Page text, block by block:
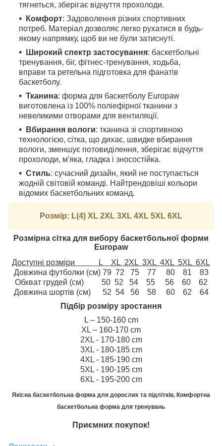
тягнеться, зберігає відчуття прохолоди.
Комфорт: Задоволення різних спортивних
потреб. Матеріал дозволяє легко рухатися в будь-
якому напрямку, щоб ви не були затиснуті.
Широкий спектр застосування: баскетбольні
тренування, біг, фітнес-тренування, ходьба,
вправи та ретельна підготовка для фанатів
баскетболу.
Тканина: форма для баскетболу Europaw
виготовлена із 100% поліефірної тканини з
невеликими отворами для вентиляції.
Вбирання вологи: тканина зі спортивною
технологією, сітка, що дихає, швидке вбирання
вологи, зменшує потовиділення, зберігає відчуття
прохолоди, м'яка, гладка і зносостійка.
Стиль: сучасний дизайн, який не поступається
жодній світовій команді. Найтрендовіші кольори
відомих баскетбольних команд.
Розмір: L(4) XL 2XL 3XL 4XL 5XL 6XL
Розмірна сітка для вибору баскетбольної форми
Europaw
Доступні розміри L XL 2XL 3XL 4XL 5XL 6XL
Довжина футболки (см) 79 72 75 77 80 81 83
Обхват грудей (см) 50 52 54 55 56 60 62
Довжина шортів (см) 52 54 56 58 60 62 64
Підбір розміру зростання
L – 150-160 cm
XL – 160-170 cm
2XL - 170-180 cm
3XL - 180-185 cm
4XL - 185-190 cm
5XL - 190-195 cm
6XL - 195-200 cm
Якісна баскетбольна форма для дорослих та підлітків, Комфортна
баскетбольна форма для тренувань
Приємних покупок!